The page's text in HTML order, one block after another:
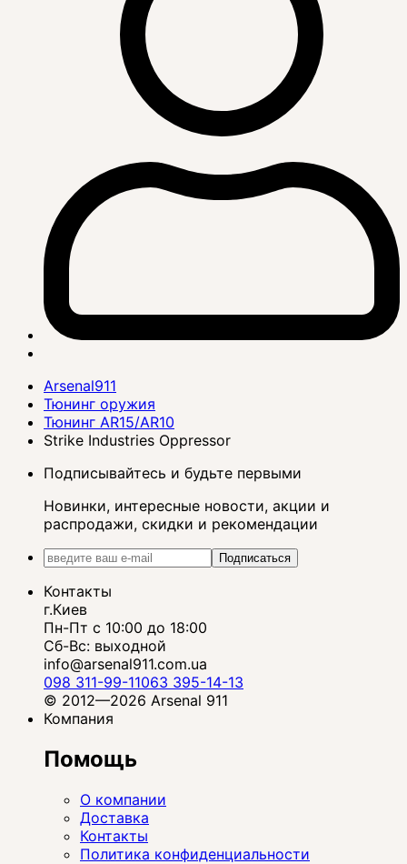
Arsenal911
Тюнинг оружия
Тюнинг AR15/AR10
Strike Industries Oppressor
Подписывайтесь и будьте первыми
Новинки, интересные новости, акции и
распродажи, скидки и рекомендации
Подписаться
Контакты
г.Киев
Пн-Пт с 10:00 до 18:00
Сб-Вс: выходной
info@arsenal911.com.ua
098 311-99-11063 395-14-13
© 2012—2026 Arsenal 911
Компания
Помощь
О компании
Доставка
Контакты
Политика конфиденциальности